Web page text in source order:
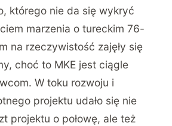
którego nie da się wykryć
marzenia o tureckim 76-
na rzeczywistość zajęły się
choć to MKE jest ciągle
W toku rozwoju i
projektu udało się nie
projektu o połowę, ale też